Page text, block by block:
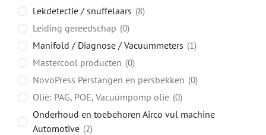
Lekdetectie / snuffelaars 8
Leiding gereedschap 0
Manifold / Diagnose / Vacuummeters 1
Mastercool producten 0
NovoPress Perstangen en persbekken 0
Olië: PAG, POE, Vacuümpomp olie 0
Onderhoud en toebehoren Airco vul machine
Automotive 2